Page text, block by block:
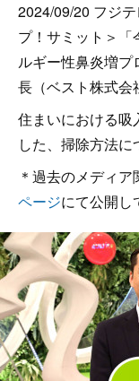
2024/09/20 フジ
プ！サミット＞「
ルギー性鼻炎増
長（ベスト株式会
住まいにおける吸
した、掃除方法に
＊過去のメディア
ページにて公開し